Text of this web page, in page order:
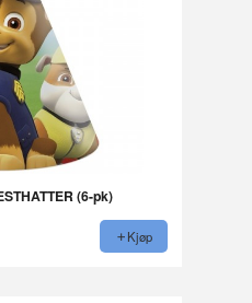
(6-pk)
Kjøp